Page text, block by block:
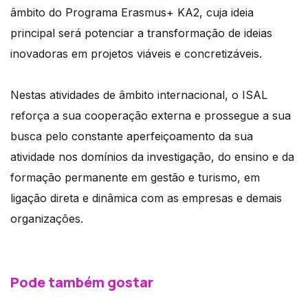
âmbito do Programa Erasmus+ KA2, cuja ideia
principal será potenciar a transformação de ideias
inovadoras em projetos viáveis e concretizáveis.
Nestas atividades de âmbito internacional, o ISAL
reforça a sua cooperação externa e prossegue a sua
busca pelo constante aperfeiçoamento da sua
atividade nos domínios da investigação, do ensino e da
formação permanente em gestão e turismo, em
ligação direta e dinâmica com as empresas e demais
organizações.
Pode também gostar